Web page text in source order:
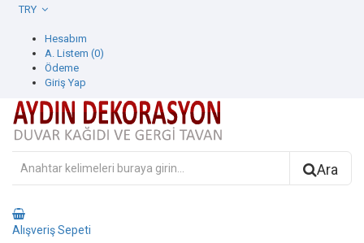
Hesabım
A. Listem (0)
Ödeme
Giriş Yap
Ara
Alışveriş Sepeti